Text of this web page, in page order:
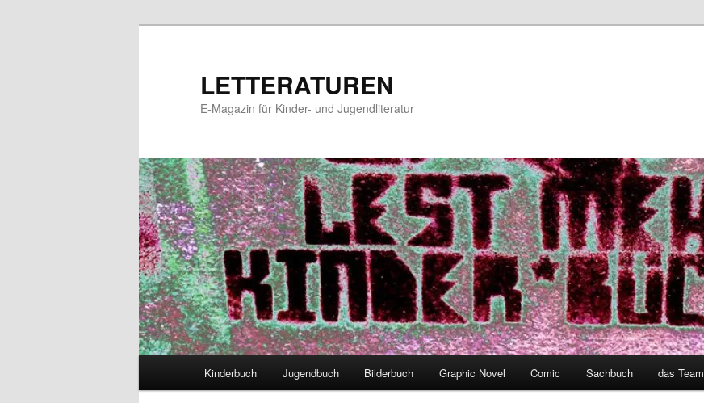
LETTERATUREN
E-Magazin für Kinder- und Jugendliteratur
Kinderbuch Jugendbuch Bilderbuch Graphic Novel Comic Sachbuch das Team